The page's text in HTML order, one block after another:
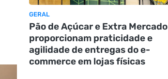
GERAL
Pão de Açúcar e Extra Mercado
proporcionam praticidade e
agilidade de entregas do e-
commerce em lojas físicas